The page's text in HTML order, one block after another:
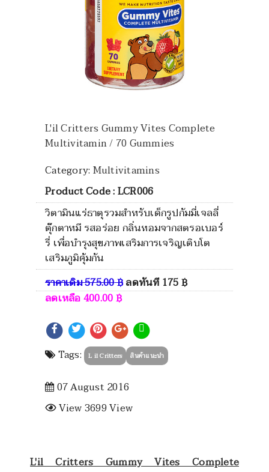
L'il Critters Gummy Vites Complete
Multivitamin / 70 Gummies
Category: Multivitamins
Product Code : LCR006
วิตามินแร่ธาตุรวมสำหรับเด็กรูปกัมมี่เจลลี่
ตุ๊กตาหมี รสอร่อย กลิ่นหอมจากสตรอเบอร์
รี่ เพื่อบำรุงสุขภาพเสริมการเจริญเติบโต
เสริมภูมิคุ้มกัน
ราคาเดิม575.00฿ลดทันที175฿
ลดเหลือ400.00฿
Tags: L il Critters สินค้าแนะนำ
07 August 2016
View 3699 View
L'il Critters Gummy Vites Complete